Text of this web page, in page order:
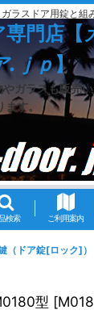
ラスドア用錠と組
門店【
.ｊｐ】
やガラスも販売
ます。
検索 ご利用案内
（ドア錠[ロック]）
型 [